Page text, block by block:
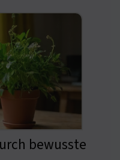
bewusste